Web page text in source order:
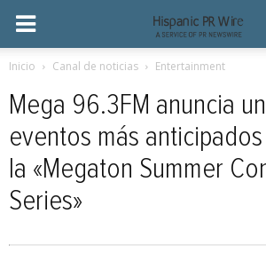
Inicio Canal de noticias Entertainment
Mega 96.3FM anuncia
eventos más
la «Megaton Summer
Series»